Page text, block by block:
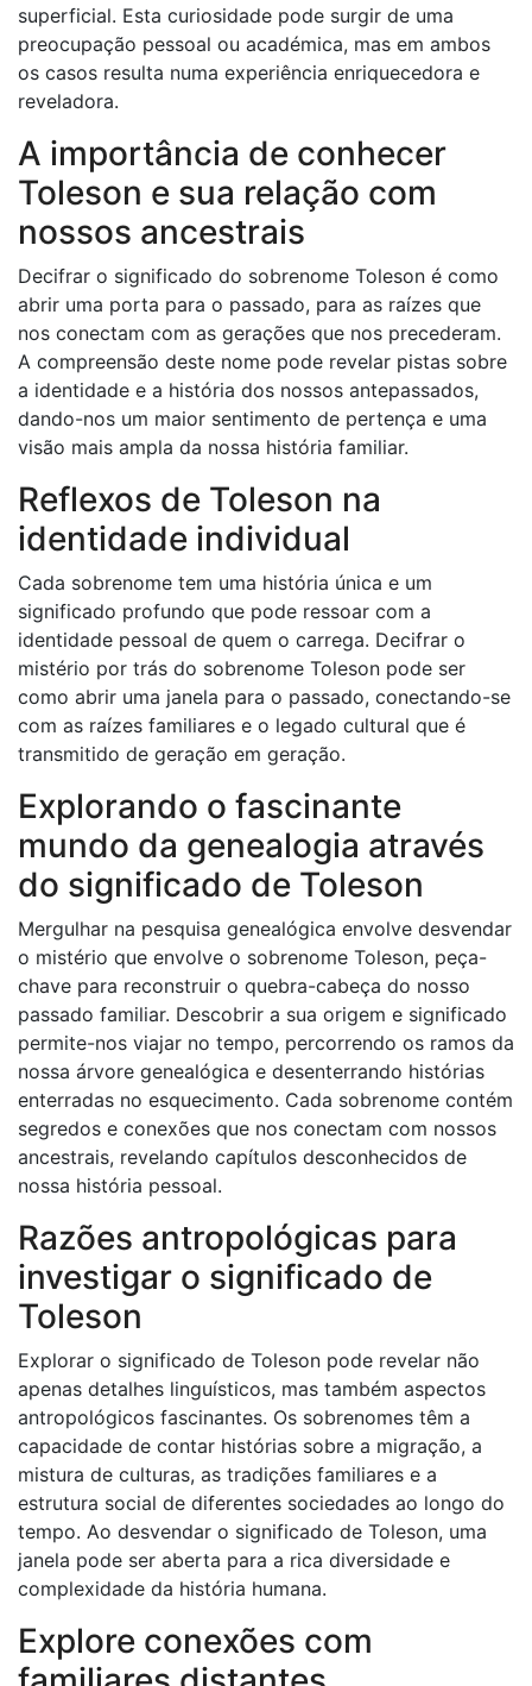
superficial. Esta curiosidade pode surgir de uma
preocupação pessoal ou académica, mas em ambos
os casos resulta numa experiência enriquecedora e
reveladora.
A importância de conhecer
Toleson e sua relação com
nossos ancestrais
Decifrar o significado do sobrenome Toleson é como
abrir uma porta para o passado, para as raízes que
nos conectam com as gerações que nos precederam.
A compreensão deste nome pode revelar pistas sobre
a identidade e a história dos nossos antepassados,
dando-nos um maior sentimento de pertença e uma
visão mais ampla da nossa história familiar.
Reflexos de Toleson na
identidade individual
Cada sobrenome tem uma história única e um
significado profundo que pode ressoar com a
identidade pessoal de quem o carrega. Decifrar o
mistério por trás do sobrenome Toleson pode ser
como abrir uma janela para o passado, conectando-se
com as raízes familiares e o legado cultural que é
transmitido de geração em geração.
Explorando o fascinante
mundo da genealogia através
do significado de Toleson
Mergulhar na pesquisa genealógica envolve desvendar
o mistério que envolve o sobrenome Toleson, peça-
chave para reconstruir o quebra-cabeça do nosso
passado familiar. Descobrir a sua origem e significado
permite-nos viajar no tempo, percorrendo os ramos da
nossa árvore genealógica e desenterrando histórias
enterradas no esquecimento. Cada sobrenome contém
segredos e conexões que nos conectam com nossos
ancestrais, revelando capítulos desconhecidos de
nossa história pessoal.
Razões antropológicas para
investigar o significado de
Toleson
Explorar o significado de Toleson pode revelar não
apenas detalhes linguísticos, mas também aspectos
antropológicos fascinantes. Os sobrenomes têm a
capacidade de contar histórias sobre a migração, a
mistura de culturas, as tradições familiares e a
estrutura social de diferentes sociedades ao longo do
tempo. Ao desvendar o significado de Toleson, uma
janela pode ser aberta para a rica diversidade e
complexidade da história humana.
Explore conexões com